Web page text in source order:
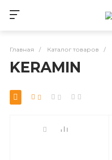
Главная / Каталог товаров /
KERAMIN